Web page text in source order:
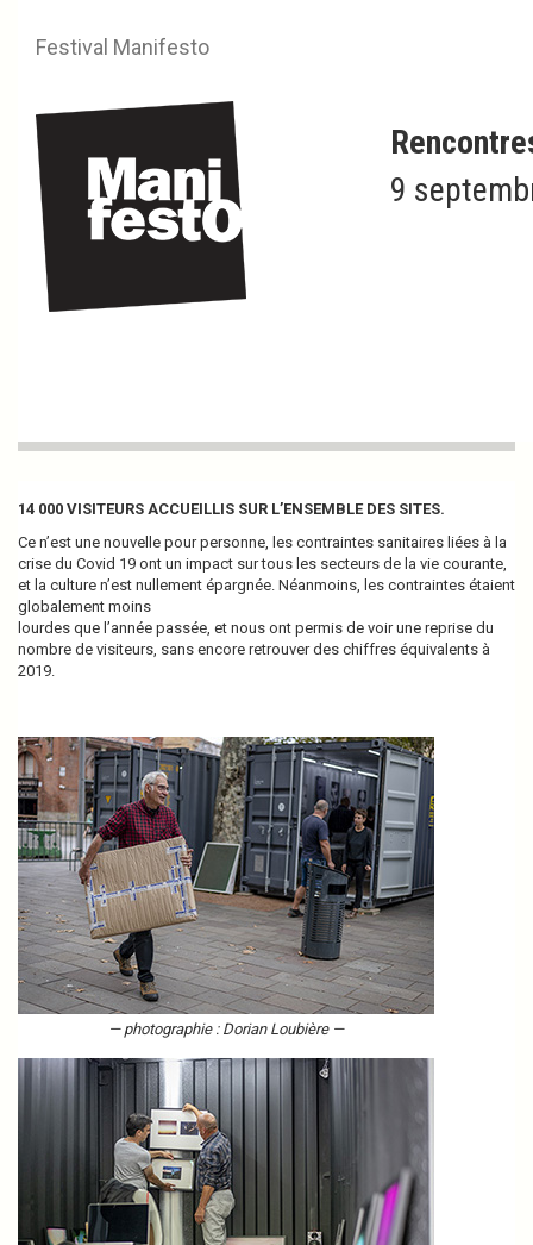
Festival Manifesto
9
Retour sur la XIXème édition
14 000 VISITEURS ACCUEILLIS SUR L’ENSEMBLE DES SITES.
Ce n’est une nouvelle pour personne, les contraintes sanitaires liées à la
crise du Covid 19 ont un impact sur tous les secteurs de la vie courante,
et la culture n’est nullement épargnée. Néanmoins, les contraintes étaient
globalement moins
lourdes que l’année passée, et nous ont permis de voir une reprise du
nombre de visiteurs, sans encore retrouver des chiffres équivalents à
2019.
— photographie : Dorian Loubière —